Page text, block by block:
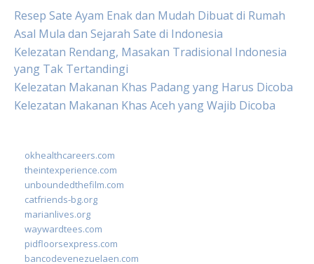
Resep Sate Ayam Enak dan Mudah Dibuat di Rumah
Asal Mula dan Sejarah Sate di Indonesia
Kelezatan Rendang, Masakan Tradisional Indonesia
yang Tak Tertandingi
Kelezatan Makanan Khas Padang yang Harus Dicoba
Kelezatan Makanan Khas Aceh yang Wajib Dicoba
okhealthcareers.com
theintexperience.com
unboundedthefilm.com
catfriends-bg.org
marianlives.org
waywardtees.com
pidfloorsexpress.com
bancodevenezuelaen.com